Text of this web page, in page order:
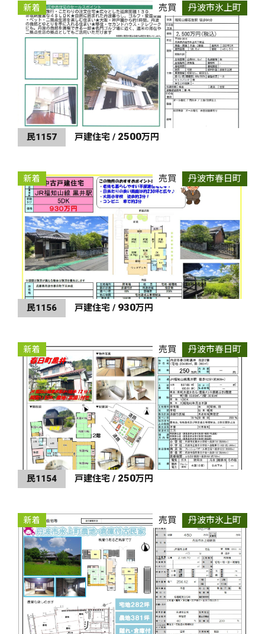
新着 売買 丹波市氷上町
民1157 戸建住宅 / 2500万円
新着 売買 丹波市春日町
民1156 戸建住宅 / 930万円
新着 売買 丹波市春日町
民1154 戸建住宅 / 250万円
新着 売買 丹波市氷上町